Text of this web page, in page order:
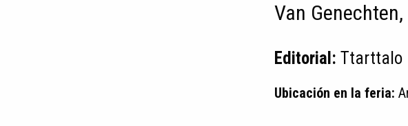
Van
Editorial: Ttarttalo
Ubicación en la feria: